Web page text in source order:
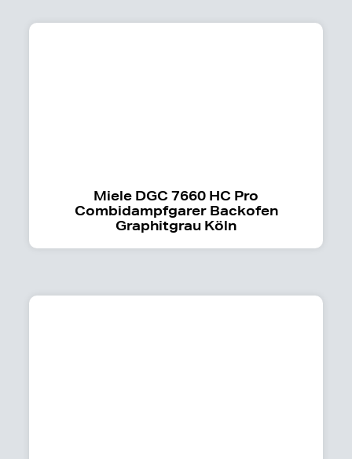
Miele DGC 7660 HC Pro
Combidampfgarer Backofen
Graphitgrau Köln